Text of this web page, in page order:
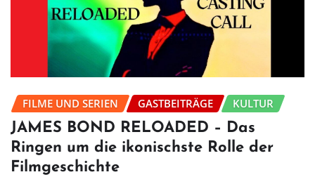
FILME UND SERIEN GASTBEITRÄGE KULTUR
JAMES BOND RELOADED – Das
Ringen um die ikonischste Rolle der
Filmgeschichte